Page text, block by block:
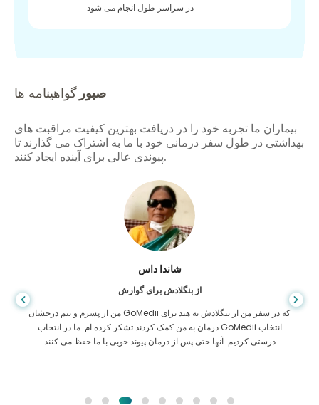
در سراسر طول انجام می شود
صبور گواهینامه ها
بیماران ما تجربه خود را در دریافت بهترین کیفیت مراقبت های
بهداشتی در طول سفر درمانی خود با ما به اشتراک می گذارند تا
پیوندی عالی برای آینده ایجاد کنند.
شاندا داس
از بنگلادش برای گوارش
من از پسرم و تیم درخشان GoMedii که در سفر من از بنگلادش به هند برای
درمان به من کمک کردند تشکر کرده ام. ما در انتخاب GoMedii انتخاب
درستی کردیم. آنها حتی پس از درمان پیوند خوبی با ما حفظ می کنند